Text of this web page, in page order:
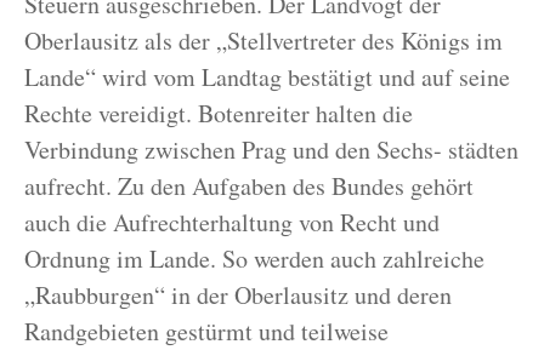
Oberlausitz als der „Stellvertreter des Königs im
Lande“ wird vom Landtag bestätigt und auf seine
Rechte vereidigt. Botenreiter halten die
Verbindung zwischen Prag und den Sechs- städten
aufrecht. Zu den Aufgaben des Bundes gehört
auch die Aufrechterhaltung von Recht und
Ordnung im Lande. So werden auch zahlreiche
„Raubburgen“ in der Oberlausitz und deren
Randgebieten gestürmt und teilweise